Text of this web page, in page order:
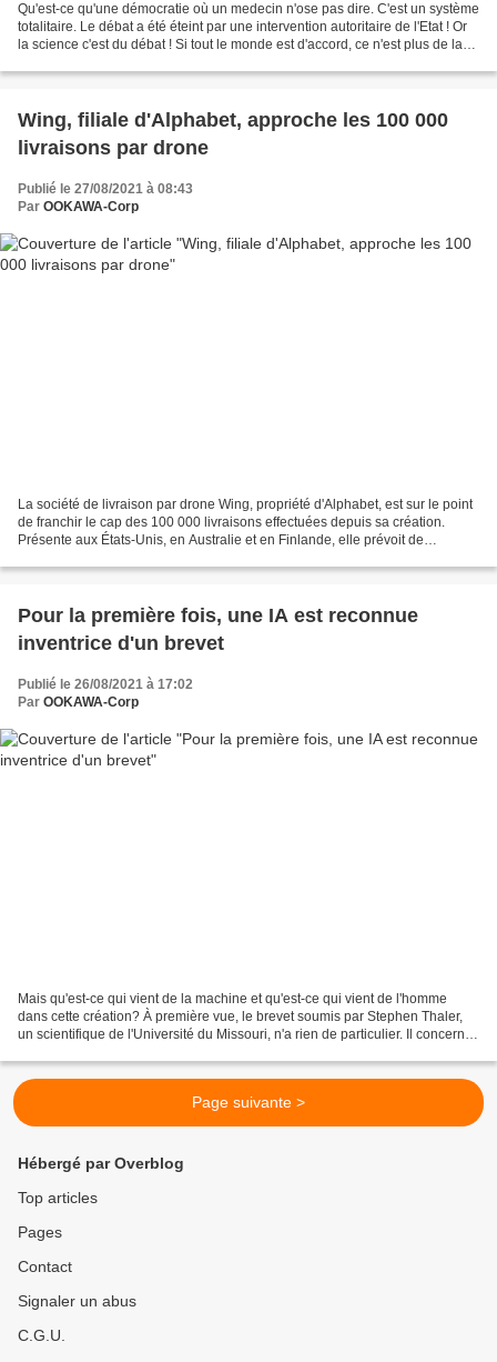
Qu'est-ce qu'une démocratie où un medecin n'ose pas dire. C'est un système
totalitaire. Le débat a été éteint par une intervention autoritaire de l'Etat ! Or
la science c'est du débat ! Si tout le monde est d'accord, ce n'est plus de la
Wing, filiale d'Alphabet, approche les 100 000
livraisons par drone
Publié le 27/08/2021 à 08:43
Par OOKAWA-Corp
La société de livraison par drone Wing, propriété d'Alphabet, est sur le point
de franchir le cap des 100 000 livraisons effectuées depuis sa création.
Présente aux États-Unis, en Australie et en Finlande, elle prévoit de
Pour la première fois, une IA est reconnue
inventrice d'un brevet
Publié le 26/08/2021 à 17:02
Par OOKAWA-Corp
Mais qu'est-ce qui vient de la machine et qu'est-ce qui vient de l'homme
dans cette création? À première vue, le brevet soumis par Stephen Thaler,
un scientifique de l'Université du Missouri, n'a rien de particulier. Il concerne
Page suivante >
Hébergé par Overblog
Top articles
Pages
Contact
Signaler un abus
C.G.U.